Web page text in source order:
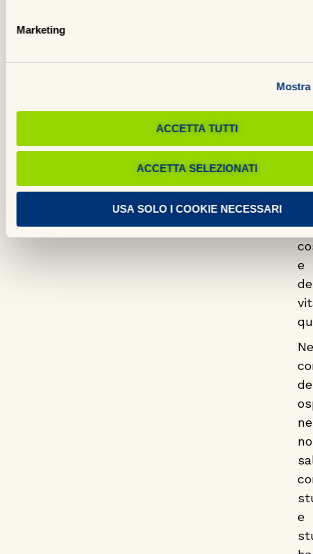
Marketing
ACCETTA TUTTI
ACCETTA SELEZIONATI
USA SOLO I COOKIE NECESSARI
ha
e
e